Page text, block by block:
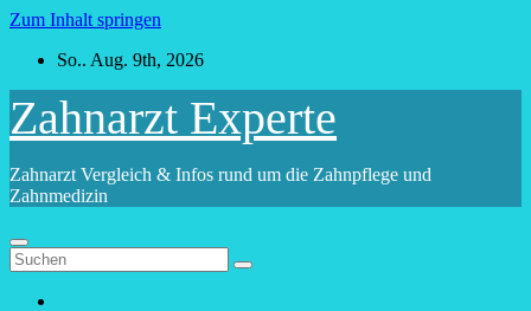
Zum Inhalt springen
So.. Aug. 9th, 2026
Zahnarzt Experte
Zahnarzt Vergleich & Infos rund um die Zahnpflege und
Zahnmedizin